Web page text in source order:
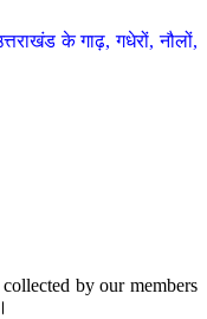
के गाढ़, गधेरों, नौलों,
by our members